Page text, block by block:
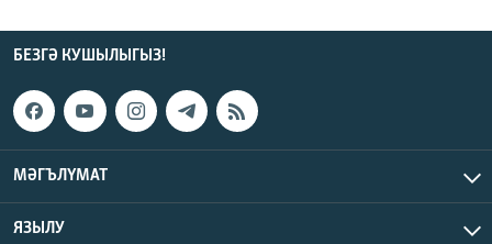
БЕЗГӘ КУШЫЛЫГЫЗ!
МӘГЪЛҮМАТ
ЯЗЫЛУ